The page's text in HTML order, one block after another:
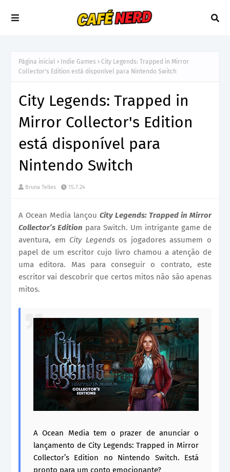
Página inicial Indie Games
City Legends: Trapped in Mirror
Collector's Edition está disponível para Nintendo Switch
City Legends: Trapped in
Mirror Collector's Edition
está disponível para
Nintendo Switch
Bruna Telles 15.7.24
A Ocean Media lançou City Legends: Trapped in Mirror
Collector’s Edition para Switch. Um intrigante game de
aventura, em City Legendsos jogadores assumem o
papel de um escritor cujo livro chamou a atenção de
uma editora. Mas para conseguir o contrato, este
escritor vai descobrir que certos mitos não são apenas
mitos.
A Ocean Media tem o prazer de anunciar o
lançamento de City Legends: Trapped in Mirror
Collector’s Edition no Nintendo Switch. Está
pronto para um conto emocionante?